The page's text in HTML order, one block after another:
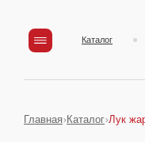
Каталог
Главная Каталог Лук